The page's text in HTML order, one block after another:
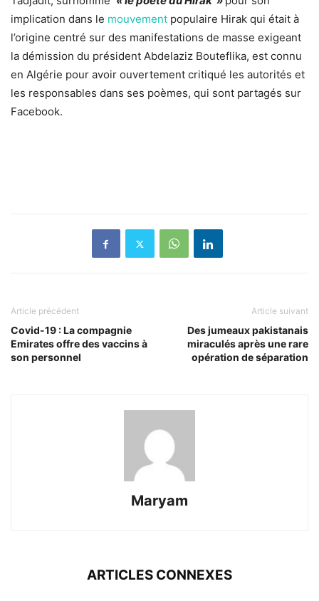
implication dans le mouvement populaire Hirak qui était à
l’origine centré sur des manifestations de masse exigeant
la démission du président Abdelaziz Bouteflika, est connu
en Algérie pour avoir ouvertement critiqué les autorités et
les responsables dans ses poèmes, qui sont partagés sur
Facebook.
Article précédent
Covid-19 : La compagnie
Emirates offre des vaccins à
son personnel
Article suivant
Des jumeaux pakistanais
miraculés après une rare
opération de séparation
Maryam
ARTICLES CONNEXES